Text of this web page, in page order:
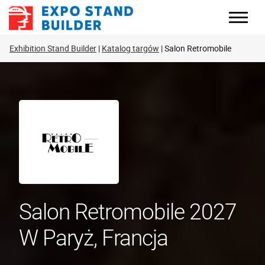
Skip
Exhibition Stand Builder Katalog targów Salon Retromobile
Salon Retromobile 2027
W Paryż, Francja